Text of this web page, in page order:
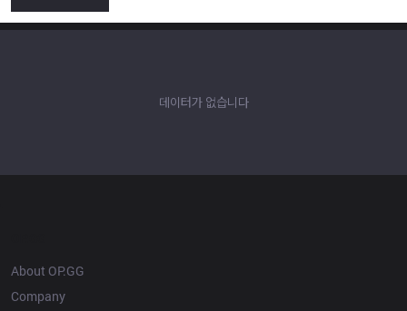
데이터가 없습니다
About OP.GG
Company